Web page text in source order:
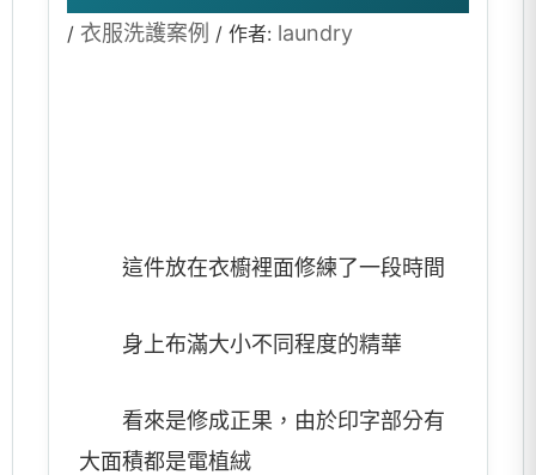
/ 衣服洗護案例 / 作者: laundry
這件放在衣櫥裡面修練了一段時間
身上布滿大小不同程度的精華
看來是修成正果，由於印字部分有
大面積都是電植絨